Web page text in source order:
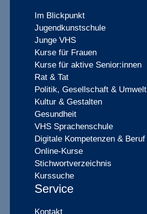
Im Blickpunkt
Jugendkunstschule
Junge VHS
Kurse für Frauen
Kurse für aktive Senior:innen
Rat & Tat
Politik, Gesellschaft & Umwelt
Kultur & Gestalten
Gesundheit
VHS Sprachenschule
Digitale Kompetenzen & Beruf
Online-Kurse
Stichwortverzeichnis
Kurssuche
Service
Kontakt